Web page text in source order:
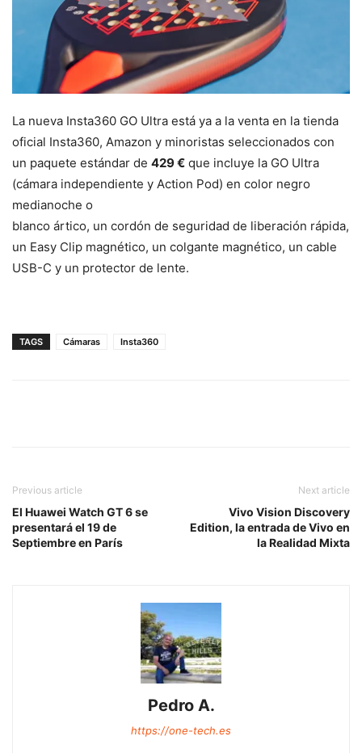
La nueva Insta360 GO Ultra está ya a la venta en la tienda
oficial Insta360, Amazon y minoristas seleccionados con
un paquete estándar de 429 € que incluye la GO Ultra
(cámara independiente y Action Pod) en color negro
medianoche o
blanco ártico, un cordón de seguridad de liberación rápida,
un Easy Clip magnético, un colgante magnético, un cable
USB-C y un protector de lente.
TAGS Cámaras Insta360
Previous article
El Huawei Watch GT 6 se
presentará el 19 de
Septiembre en París
Next article
Vivo Vision Discovery
Edition, la entrada de Vivo en
la Realidad Mixta
Pedro A.
https://one-tech.es